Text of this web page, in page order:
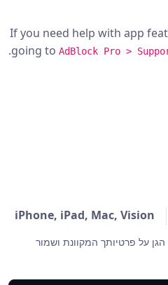
If you need help with app
going to AdBlock Pro >
.
iPhone, iPad, Mac, Vision
על פרטיותך המקוונת ושמור